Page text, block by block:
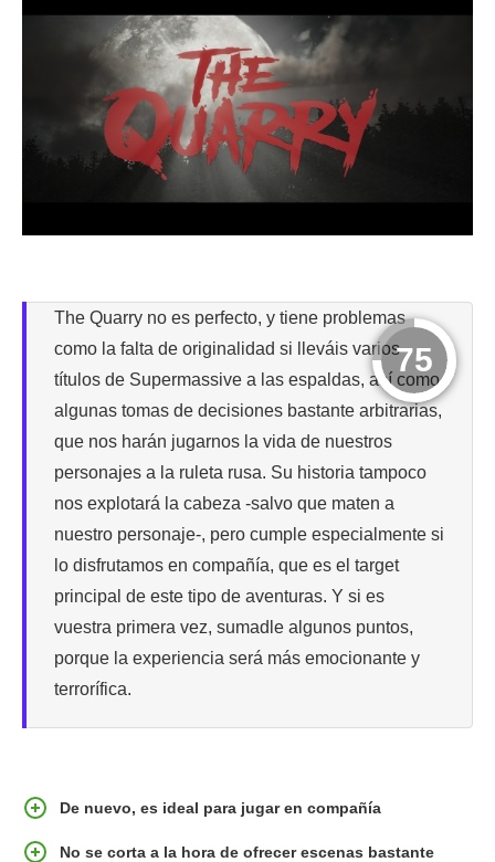
75
The Quarry no es perfecto, y tiene problemas
como la falta de originalidad si lleváis varios
títulos de Supermassive a las espaldas, así como
algunas tomas de decisiones bastante arbitrarias,
que nos harán jugarnos la vida de nuestros
personajes a la ruleta rusa. Su historia tampoco
nos explotará la cabeza -salvo que maten a
nuestro personaje-, pero cumple especialmente si
lo disfrutamos en compañía, que es el target
principal de este tipo de aventuras. Y si es
vuestra primera vez, sumadle algunos puntos,
porque la experiencia será más emocionante y
terrorífica.
De nuevo, es ideal para jugar en compañía
No se corta a la hora de ofrecer escenas bastante